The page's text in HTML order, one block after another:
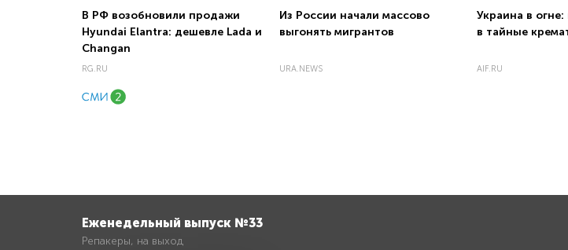
В РФ возобновили продажи
Hyundai Elantra: дешевле Lada и
Changan
RG.RU
Из России начали массово
выгонять мигрантов
URA.NEWS
Украина в огне:
в тайные
AIF.RU
Еженедельный выпуск №33
Репакеры, на выход